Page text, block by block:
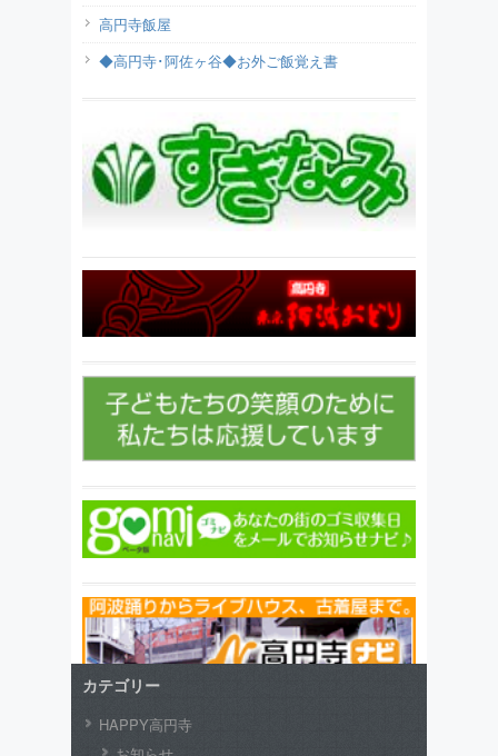
高円寺飯屋
◆高円寺･阿佐ヶ谷◆お外ご飯覚え書
カテゴリー
HAPPY高円寺